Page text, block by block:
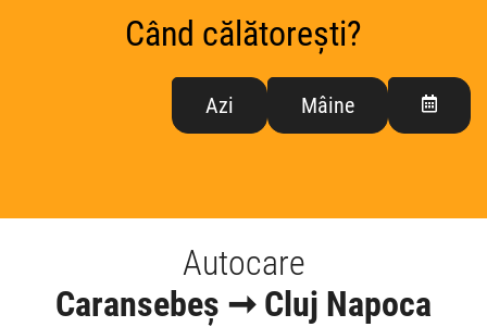
Când călătorești?
Azi Mâine
Autocare
Caransebeș ➞ Cluj Napoca